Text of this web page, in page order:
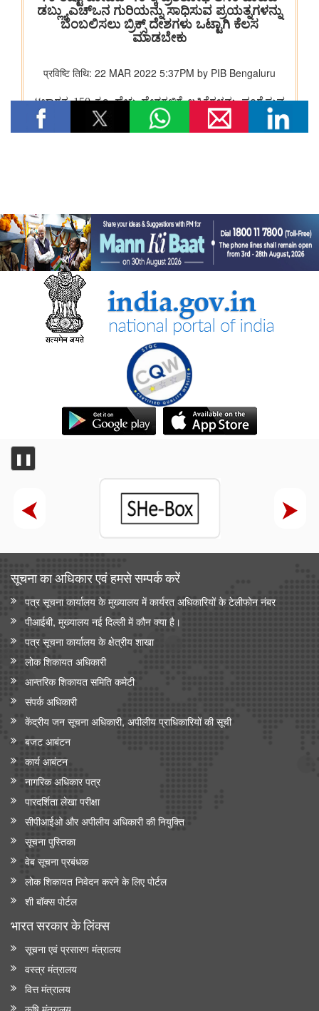
❚❚
सूचना का अधिकार एवं हमसे सम्‍पर्क करें
पत्र सूचना कार्यालय के मुख्यालय में कार्यरत अधिकारियों के टेलीफोन नंबर
पीआईबी, मुख्यालय नई दिल्ली में कौन क्या है।
पत्र सूचना कार्यालय के क्षेत्रीय शाखा
लोक शिकायत अधिकारी
आन्‍तरिक शिकायत समिति कमेटी
संपर्क अधिकारी
केंद्रीय जन सूचना अधिकारी, अपीलीय प्राधिकारियों की सूची
बजट आबंटन
कार्य आबंटन
नागरिक अधिकार पत्र
पारदर्शिता लेखा परीक्षा
सीपीआईओ और अपी‍लीय अधिकारी की नियुक्ति
सूचना पुस्तिका
वेब सूचना प्रबंधक
लोक शिकायत निवेदन करने के लिए पोर्टल
शी बॉक्स पोर्टल
भारत सरकार के लिंक्‍स
सूचना एवं प्रसारण मंत्रालय
वस्त्र मंत्रालय
वित्त मंत्रालय